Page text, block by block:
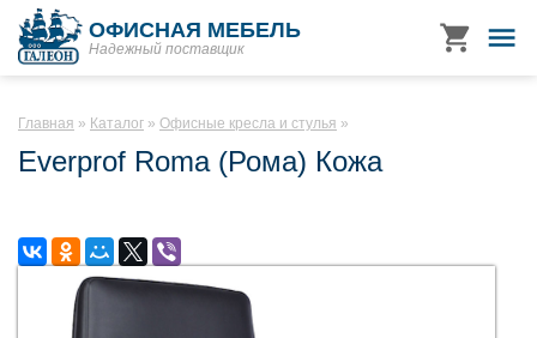
ОФИСНАЯ МЕБЕЛЬ
Надежный поставщик
Главная Каталог Офисные кресла и стулья
Everprof Roma (Рома) Кожа